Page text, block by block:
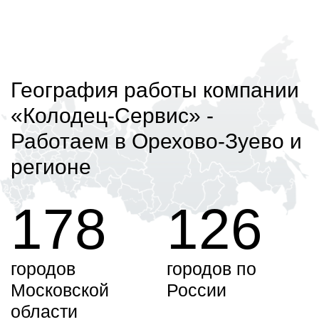
География работы компании
«Колодец-Сервис» -
Работаем в Орехово-Зуево и
регионе
178
городов
Московской
области
126
городов по
России